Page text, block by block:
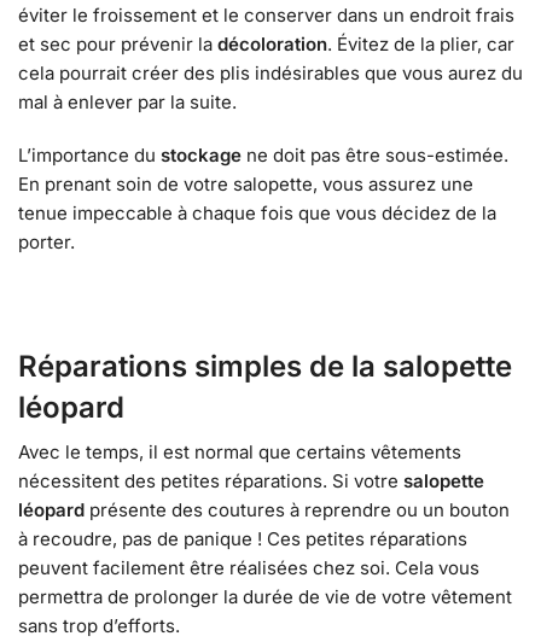
éviter le froissement et le conserver dans un endroit frais
et sec pour prévenir la décoloration. Évitez de la plier, car
cela pourrait créer des plis indésirables que vous aurez du
mal à enlever par la suite.
L’importance du stockage ne doit pas être sous-estimée.
En prenant soin de votre salopette, vous assurez une
tenue impeccable à chaque fois que vous décidez de la
porter.
Réparations simples de la salopette
léopard
Avec le temps, il est normal que certains vêtements
nécessitent des petites réparations. Si votre salopette
léopard présente des coutures à reprendre ou un bouton
à recoudre, pas de panique ! Ces petites réparations
peuvent facilement être réalisées chez soi. Cela vous
permettra de prolonger la durée de vie de votre vêtement
sans trop d’efforts.